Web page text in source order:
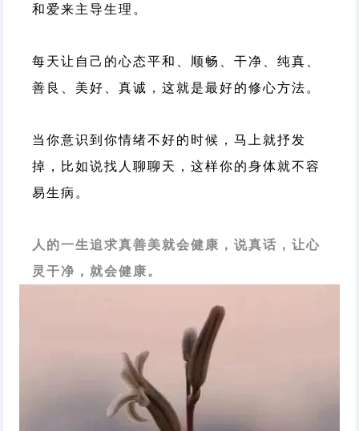
和爱来主导生理。
每天让自己的心态平和、顺畅、干净、纯真、
善良、美好、真诚，这就是最好的修心方法。
当你意识到你情绪不好的时候，马上就抒发
掉，比如说找人聊聊天，这样你的身体就不容
易生病。
人的一生追求真善美就会健康，说真话，让心
灵干净，就会健康。